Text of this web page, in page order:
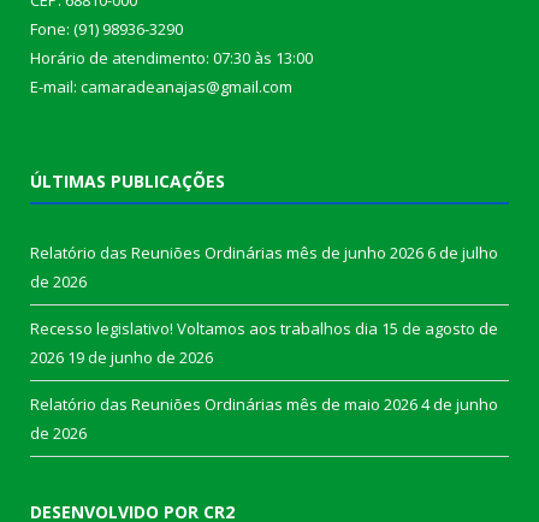
Fone: (91) 98936-3290
Horário de atendimento: 07:30 às 13:00
E-mail: camaradeanajas@gmail.com
ÚLTIMAS PUBLICAÇÕES
Relatório das Reuniões Ordinárias mês de junho 20266 de julho
de 2026
Recesso legislativo! Voltamos aos trabalhos dia 15 de agosto de
2026 19 de junho de 2026
Relatório das Reuniões Ordinárias mês de maio 20264 de junho
de 2026
DESENVOLVIDO POR CR2